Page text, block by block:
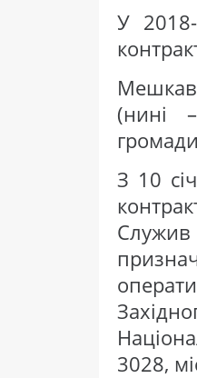
У
(нині
З 10
3028,